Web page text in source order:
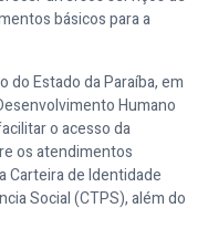
básicos para a
do Estado da Paraíba, em
Humano
o acesso da
os atendimentos
Carteira de Identidade
Social (CTPS), além do